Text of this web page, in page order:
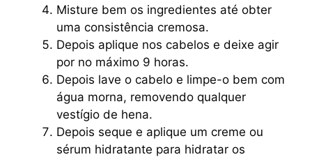
Misture bem os ingredientes até obter
uma consistência cremosa.
Depois aplique nos cabelos e deixe agir
por no máximo 9 horas.
Depois lave o cabelo e limpe-o bem com
água morna, removendo qualquer
vestígio de hena.
Depois seque e aplique um creme ou
sérum hidratante para hidratar os